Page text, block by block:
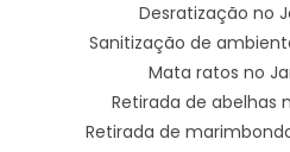
Desratização no
Sanitização de
Mata ratos no
Retirada de abelhas
Retirada de